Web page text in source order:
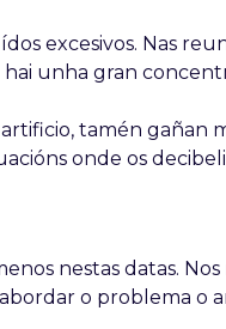
excesivos. Nas
unha gran
tamén gañan
onde os
nestas datas.
o problema o